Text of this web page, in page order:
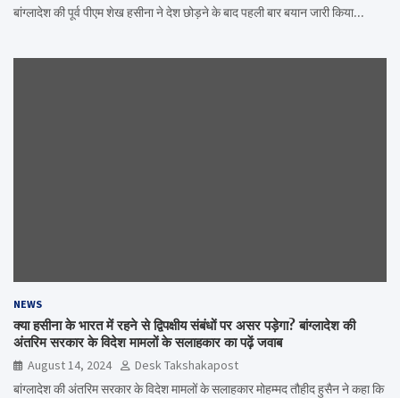
बांग्लादेश की पूर्व पीएम शेख हसीना ने देश छोड़ने के बाद पहली बार बयान जारी किया…
NEWS
क्या हसीना के भारत में रहने से द्विपक्षीय संबंधों पर असर पड़ेगा? बांग्लादेश की
अंतरिम सरकार के विदेश मामलों के सलाहकार का पढ़ें जवाब
August 14, 2024
Desk Takshakapost
बांग्लादेश की अंतरिम सरकार के विदेश मामलों के सलाहकार मोहम्मद तौहीद हुसैन ने कहा कि